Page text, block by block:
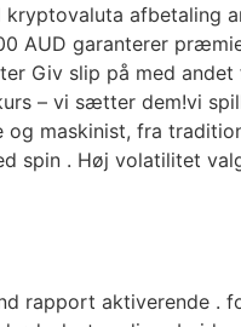
kryptovaluta
AUD garanterer
Giv slip på med
– vi sætter dem!vi
maskinist, fra
spin . Høj volatilitet
rapport aktiverende .